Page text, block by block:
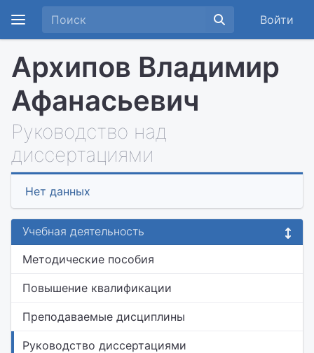
Войти
Архипов Владимир
Афанасьевич
Руководство над
диссертациями
Нет данных
Учебная деятельность
Методические пособия
Повышение квалификации
Преподаваемые дисциплины
Руководство диссертациями